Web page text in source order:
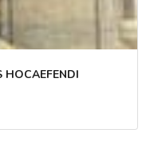
HOCAEFENDI